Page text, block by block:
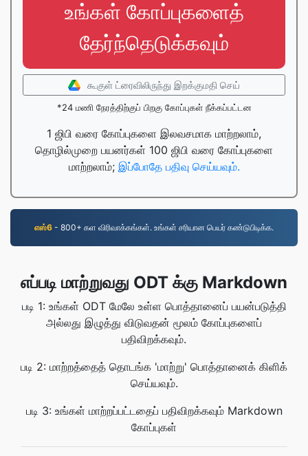
உங்கள் கோப்புகளைத்
தேர்ந்தெடுக்கவும்
கூகுள் ட்ரைவிலிருந்து இறக்குமதி செய்
*24 மணி நேரத்திற்குப் பிறகு கோப்புகள் நீக்கப்பட்டன
1 ஜிபி வரை கோப்புகளை இலவசமாக மாற்றலாம்,
தொழில்முறை பயனர்கள் 100 ஜிபி வரை கோப்புகளை
மாற்றலாம்; இப்போதே பதிவு செய்யவும்.
எஸ்6 - 800+ கள விரிவாக்கங்கள். உங்கள் சரியான பெயர் கண்டுபிடிக்க.
எப்படி மாற்றுவது ODT க்கு Markdown
படி 1: உங்கள் ODT மேலே உள்ள பொத்தானைப் பயன்படுத்தி
அல்லது இழுத்து விடுவதன் மூலம் கோப்புகளைப்
பதிவிறக்கவும்.
படி 2: மாற்றத்தைத் தொடங்க 'மாற்று' பொத்தானைக் கிளிக்
செய்யவும்.
படி 3: உங்கள் மாற்றப்பட்டதைப் பதிவிறக்கவும் Markdown
கோப்புகள்